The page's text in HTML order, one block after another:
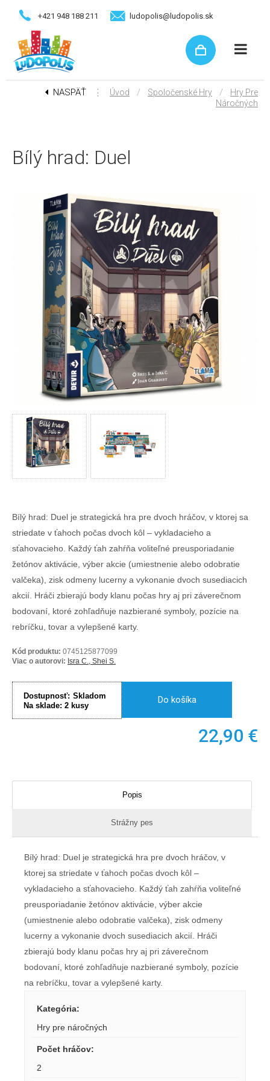
+421 948 188 211 ludopolis@ludopolis.sk
NASPÄŤ ⋮ Úvod / Spoločenské Hry /
Hry Pre
Náročných
Bílý hrad: Duel
Bílý hrad: Duel je strategická hra pre dvoch hráčov, v ktorej sa
striedate v ťahoch počas dvoch kôl – vykladacieho a
sťahovacieho. Každý ťah zahŕňa voliteľné preusporiadanie
žetónov aktivácie, výber akcie (umiestnenie alebo odobratie
valčeka), zisk odmeny lucerny a vykonanie dvoch susediacich
akcií. Hráči zbierajú body klanu počas hry aj pri záverečnom
bodovaní, ktoré zohľadňuje nazbierané symboly, pozície na
rebríčku, tovar a vylepšené karty.
Kód produktu: 0745125877099
Viac o autorovi: Isra C., Shei S.
Dostupnosť: Skladom
Na sklade: 2 kusy
Do košíka
22,90 €
Popis
Strážny pes
Bílý hrad: Duel je strategická hra pre dvoch hráčov, v
ktorej sa striedate v ťahoch počas dvoch kôl –
vykladacieho a sťahovacieho. Každý ťah zahŕňa voliteľné
preusporiadanie žetónov aktivácie, výber akcie
(umiestnenie alebo odobratie valčeka), zisk odmeny
lucerny a vykonanie dvoch susediacich akcií. Hráči
zbierajú body klanu počas hry aj pri záverečnom
bodovaní, ktoré zohľadňuje nazbierané symboly, pozície
na rebríčku, tovar a vylepšené karty.
Kategória:
Hry pre náročných
Počet hráčov:
2